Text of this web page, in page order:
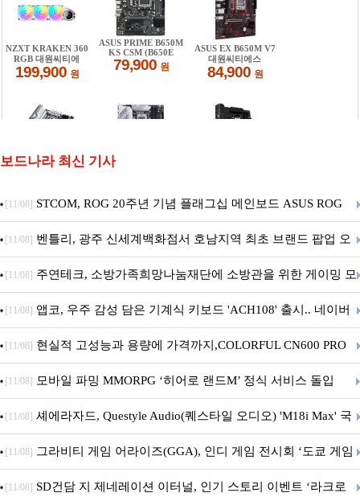
보드나라 최신 기사
[11/08] STCOM, ROG 20주년 기념 플래그십 메인보드 ASUS ROG
Crosshair X870E EDITION 20 국내 출시 예정
[11/08] 벤틀리, 광주 신세계백화점서 호남지역 최초 브랜드 팝업 오
픈
[11/08] 주연테크, 소방가족희망나눔재단에 소방관을 위한 게이밍 모
니터·스마트 펫 침대 기부
[11/08] 앱코, 우주 감성 담은 기계식 키보드 'ACH108' 출시.. 네이버
브랜드데이 기획전 진행
[11/08] 현실적 고성능과 용량에 가격까지,COLORFUL CN600 PRO
M.2 NVMe 디앤디컴 1TB
[11/08] 모바일 파밍 MMORPG ‘히어로 랜드M’ 정식 서비스 돌입
[11/08] 셰에라자드, Questyle Audio(퀘스타일 오디오) 'M18i Max' 국
내 정식 출시
[11/08] 그라비티 게임 어라이즈(GGA), 인디 게임 전시회 ‘도쿄 게임
던전 13’ 참가!
[11/08] SD건담 지 제네레이션 이터널, 인기 스토리 이벤트 ‘라크로